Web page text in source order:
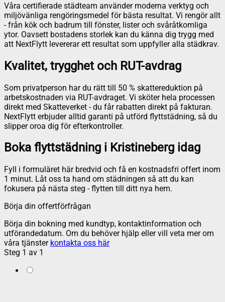
Våra certifierade städteam använder moderna verktyg och
miljövänliga rengöringsmedel för bästa resultat. Vi rengör allt
- från kök och badrum till fönster, lister och svåråtkomliga
ytor. Oavsett bostadens storlek kan du känna dig trygg med
att NextFlytt levererar ett resultat som uppfyller alla städkrav.
Kvalitet, trygghet och RUT-avdrag
Som privatperson har du rätt till 50 % skattereduktion på
arbetskostnaden via RUT-avdraget. Vi sköter hela processen
direkt med Skatteverket - du får rabatten direkt på fakturan.
NextFlytt erbjuder alltid garanti på utförd flyttstädning, så du
slipper oroa dig för efterkontroller.
Boka flyttstädning i Kristineberg idag
Fyll i formuläret här bredvid och få en kostnadsfri offert inom
1 minut. Låt oss ta hand om städningen så att du kan
fokusera på nästa steg - flytten till ditt nya hem.
Börja din offertförfrågan
Börja din bokning med kundtyp, kontaktinformation och
utförandedatum. Om du behöver hjälp eller vill veta mer om
våra tjänster kontakta oss här
Steg 1 av 1